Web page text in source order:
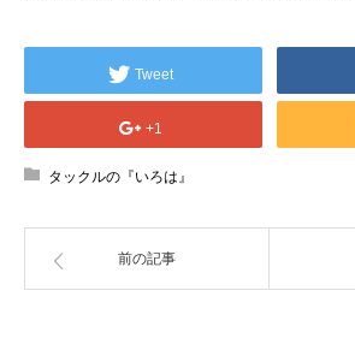
Tweet
+1
タックルの『いろは』
前の記事